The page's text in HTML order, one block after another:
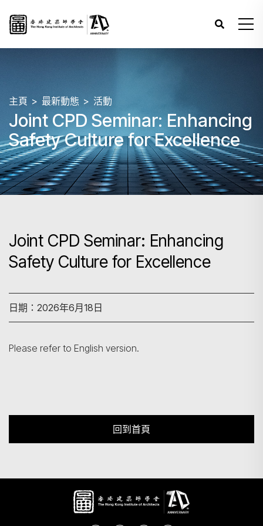
主頁 最新動態 活動
Joint CPD Seminar: Enhancing
Safety Culture for Excellence
Joint CPD Seminar: Enhancing
Safety Culture for Excellence
日期：2026年6月18日
Please refer to English version.
回到首頁